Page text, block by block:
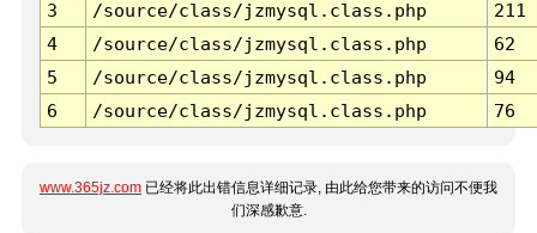
3 /source/class/jzmysql.class.php
211
4
/source/class/jzmysql.class.php
62
5
/source/class/jzmysql.class.php
94
6
/source/class/jzmysql.class.php 76
www.365jz.com 已经将此出错信息详细记录, 由此给您带来的访问不便我
们深感歉意.